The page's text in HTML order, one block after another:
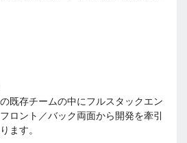
既存チームの中にフルスタックエン
ロント／バック両面から開発を牽引
ます。